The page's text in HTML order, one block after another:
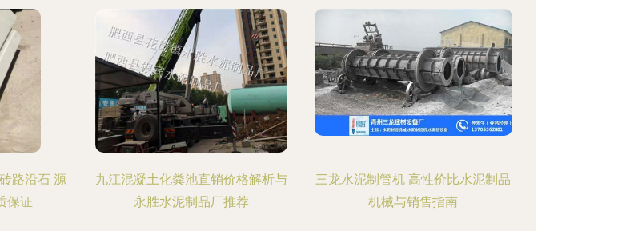
路沿石 源
保证
九江混凝土化粪池直销价格解析与
永胜水泥制品厂推荐
三龙水泥制管机 高性价比水泥制品
机械与销售指南